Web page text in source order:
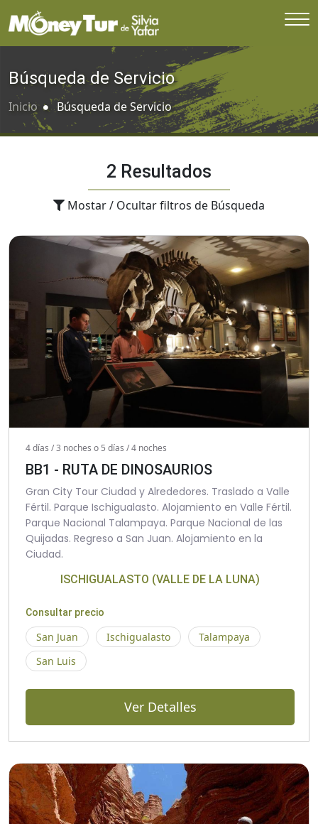
Búsqueda de Servicio
Inicio Búsqueda de Servicio
2 Resultados
Mostar / Ocultar filtros de Búsqueda
4 días / 3 noches o 5 días / 4 noches
BB1 - RUTA DE DINOSAURIOS
Gran City Tour Ciudad y Alrededores. Traslado a Valle
Fértil. Parque Ischigualasto. Alojamiento en Valle Fértil.
Parque Nacional Talampaya. Parque Nacional de las
Quijadas. Regreso a San Juan. Alojamiento en la
Ciudad.
ISCHIGUALASTO (VALLE DE LA LUNA)
Consultar precio
San Juan Ischigualasto
Talampaya
San Luis
Ver Detalles